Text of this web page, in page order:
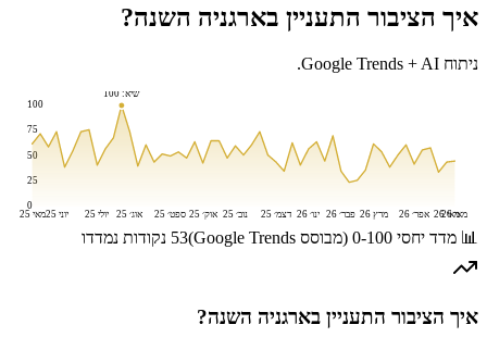
איך הציבור התעניין בארגניה השנה?
ניתוח Google Trends + AI.
0
25
50
75
100
שיא:100
מאי 25 יוני 25 יולי 25 אוג׳ 25 ספט׳ 25 אוק׳ 25 נוב׳ 25 דצמ׳ 25 ינו׳ 26 פבר׳ 26 מרץ 26 אפר׳ 26 מאי 26מאי 26
📊 מדד יחסי 0-100 (מבוסס Google Trends) 53 נקודות נמדדו
איך הציבור התעניין בארגניה השנה?